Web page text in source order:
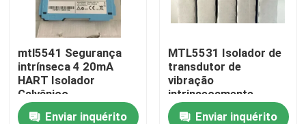
Para casa
mtl5541 Segurança
intrínseca 4 20mA
HART Isolador
Galvânico
Enviar inquérito
MTL5531 Isolador de
transdutor de
vibração
intrinsecamente
seguro
Enviar inquérito